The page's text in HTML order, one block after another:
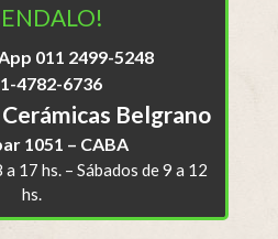
011 2499-5248
4782-6736
Belgrano
1051 – CABA
17 hs. – Sábados de 9 a 12
hs.